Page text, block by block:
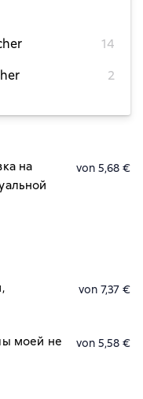
14
2
von 6,21 €
на
von 5,68 €
von 7,37 €
моей не
von 5,58 €